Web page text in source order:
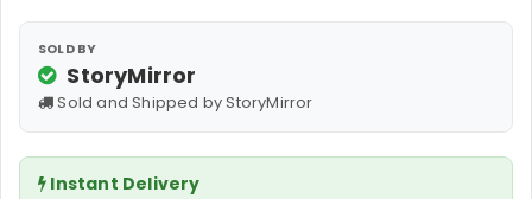
SOLD BY
StoryMirror
Sold and Shipped by StoryMirror
Instant Delivery